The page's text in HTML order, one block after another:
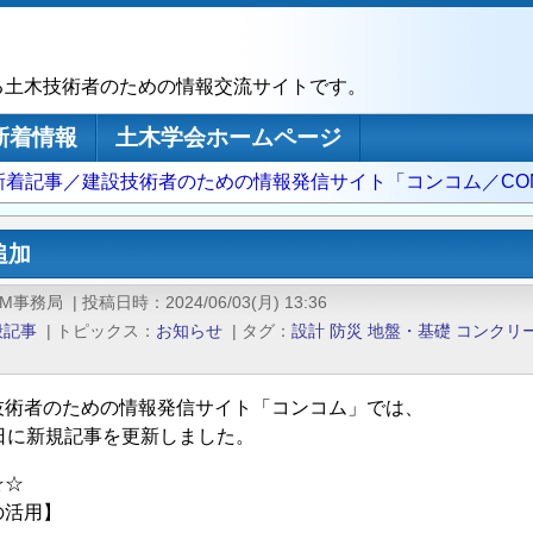
木技術者のための情報交流サイトです。
着情報 土木学会ホームページ
着記事／建設技術者のための情報発信サイト「コンコム／
加
事務局 | 投稿日時
2024/06/03(月) 13:36
事 | トピックス お知らせ | タグ 設計 防災 地盤・基礎 コンクリ
者のための情報発信サイト「コンコム」では、
に新規記事を更新しました。
用】